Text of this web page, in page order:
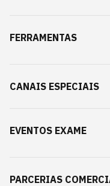
FERRAMENTAS
CANAIS ESPECIAIS
EVENTOS EXAME
PARCERIAS